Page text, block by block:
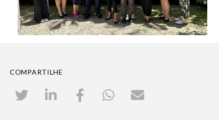
COMPARTILHE